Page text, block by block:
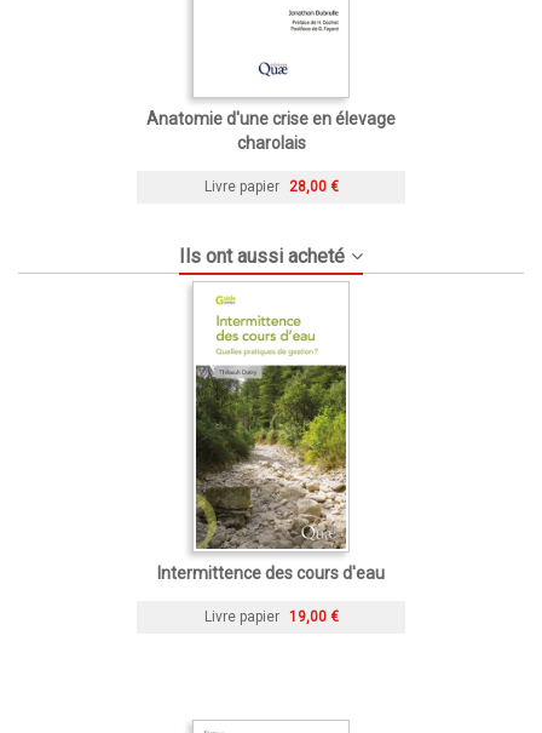
Anatomie d'une crise en élevage
charolais
Livre papier 28,00 €
Ils ont aussi acheté
Intermittence des cours d'eau
Livre papier 19,00 €